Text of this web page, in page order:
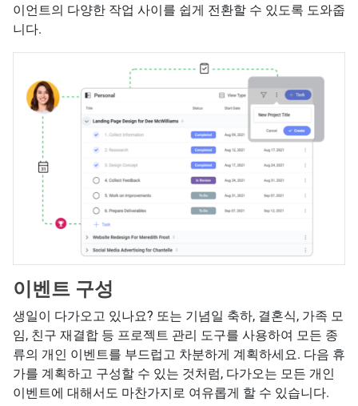
이언트의 다양한 작업 사이를 쉽게 전환할 수 있도록 도와줍
니다.
이벤트 구성
생일이 다가오고 있나요? 또는 기념일 축하, 결혼식, 가족 모
임, 친구 재결합 등 프로젝트 관리 도구를 사용하여 모든 종
류의 개인 이벤트를 부드럽고 차분하게 계획하세요. 다음 휴
가를 계획하고 구성할 수 있는 것처럼, 다가오는 모든 개인
이벤트에 대해서도 마찬가지로 여유롭게 할 수 있습니다.